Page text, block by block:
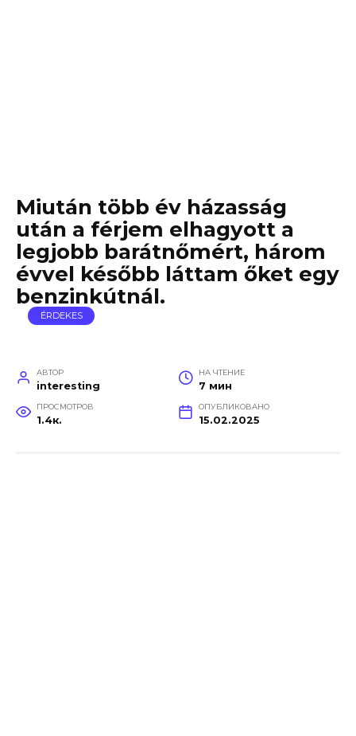
Miután több év házasság
után a férjem elhagyott a
legjobb barátnőmért, három
évvel később láttam őket egy
benzinkútnál.
ÉRDEKES
АВТОР
interesting
НА ЧТЕНИЕ
7 мин
ПРОСМОТРОВ
1.4к.
ОПУБЛИКОВАНО
15.02.2025